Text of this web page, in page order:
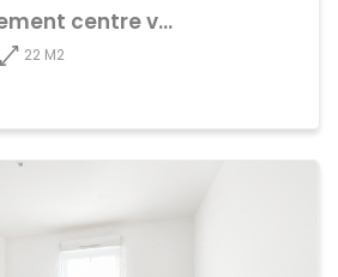
Achat Appartement centre ville
22 M2